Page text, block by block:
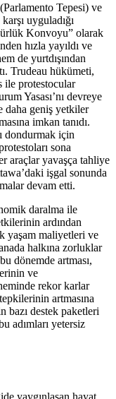
Tepesi) ve
uyguladığı
Konvoyu” olarak
hızla yayıldı ve
de yurtdışından
Trudeau hükümeti,
ile protestocular
Yasası’nı devreye
daha geniş yetkiler
imkan tanıdı.
dondurmak için
sona
araçlar yavaşça tahliye
işgal sonunda
devam etti.
daralma ile
ardından
yaşam maliyetleri ve
halkına zorluklar
dönemde artması,
ve
rekor karlar
artmasına
bazı destek paketleri
adımları yetersiz
yaygınlaşan hayat